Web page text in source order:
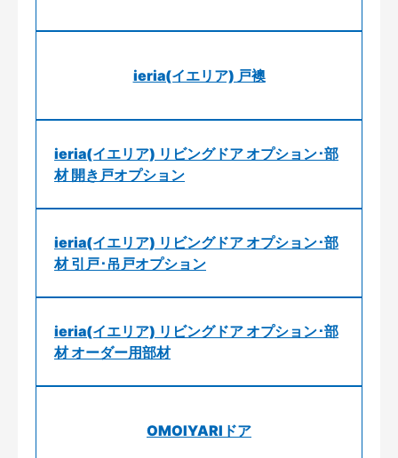
ieria(イエリア) 戸襖
ieria(イエリア) リビングドア オプション･部
材 開き戸オプション
ieria(イエリア) リビングドア オプション･部
材 引戸･吊戸オプション
ieria(イエリア) リビングドア オプション･部
材 オーダー用部材
OMOIYARIドア